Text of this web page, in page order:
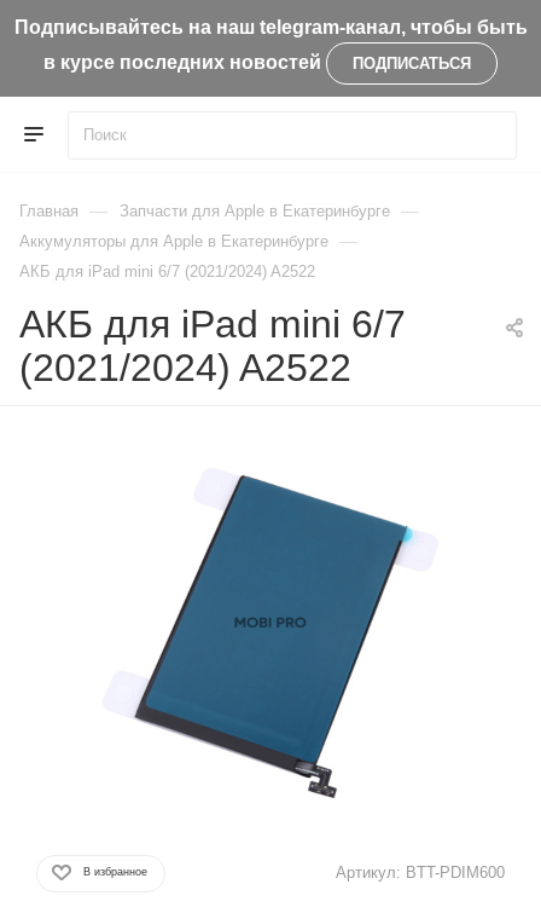
Подписывайтесь на наш telegram-канал, чтобы быть
в курсе последних новостей
ПОДПИСАТЬСЯ
Главная — Запчасти для Apple в Екатеринбурге —
Aккумуляторы для Apple в Екатеринбурге —
АКБ для iPad mini 6/7 (2021/2024) A2522
АКБ для iPad mini 6/7
(2021/2024) A2522
В избранное Артикул: BTT-PDIM600